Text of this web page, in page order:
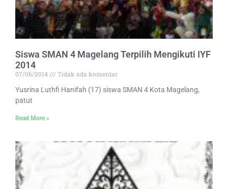
Siswa SMAN 4 Magelang Terpilih Mengikuti IYF
2014
07/06/2014
Tidak ada komentar
Yusrina Luthfi Hanifah (17) siswa SMAN 4 Kota Magelang,
patut
Read More »